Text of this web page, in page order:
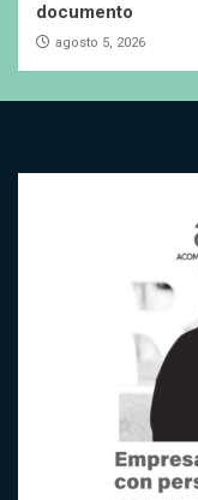
documento
agosto 5, 2026